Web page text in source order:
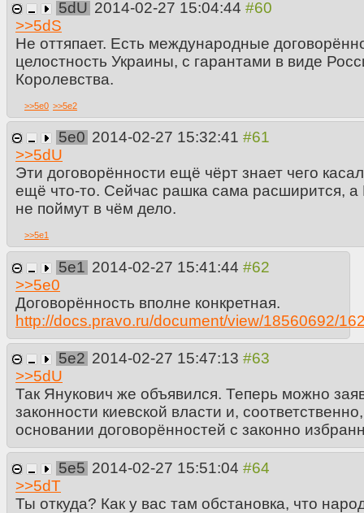
5dU 2014-02-27 15:04:44
>>5dS
Не оттяпает. Есть международные
целостность Украины, с гарантами в виде
Королевства.
>>5e0 >>5e2
5e0 2014-02-27 15:32:41
>>5dU
Эти договорённости ещё чёрт знает чего
ещё что-то. Сейчас рашка сама расширится,
не поймут в чём дело.
>>5e1
5e1 2014-02-27 15:41:44
>>5e0
Договорённость вполне конкретная.
http://docs.pravo.ru/document/view/18560692/
5e2 2014-02-27 15:47:13
>>5dU
Так Янукович же объявился. Теперь можно
законности киевской власти и,
основании договорённостей с законно
5e5 2014-02-27 15:51:04
>>5dT
Ты откуда? Как у вас там обстановка, что